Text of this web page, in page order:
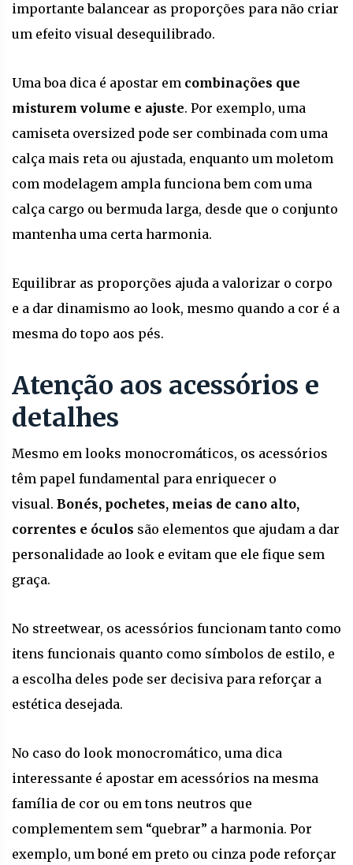
importante balancear as proporções para não criar
um efeito visual desequilibrado.
Uma boa dica é apostar em combinações que
misturem volume e ajuste. Por exemplo, uma
camiseta oversized pode ser combinada com uma
calça mais reta ou ajustada, enquanto um moletom
com modelagem ampla funciona bem com uma
calça cargo ou bermuda larga, desde que o conjunto
mantenha uma certa harmonia.
Equilibrar as proporções ajuda a valorizar o corpo
e a dar dinamismo ao look, mesmo quando a cor é a
mesma do topo aos pés.
Atenção aos acessórios e
detalhes
Mesmo em looks monocromáticos, os acessórios
têm papel fundamental para enriquecer o
visual. Bonés, pochetes, meias de cano alto,
correntes e óculos são elementos que ajudam a dar
personalidade ao look e evitam que ele fique sem
graça.
No streetwear, os acessórios funcionam tanto como
itens funcionais quanto como símbolos de estilo, e
a escolha deles pode ser decisiva para reforçar a
estética desejada.
No caso do look monocromático, uma dica
interessante é apostar em acessórios na mesma
família de cor ou em tons neutros que
complementem sem “quebrar” a harmonia. Por
exemplo, um boné em preto ou cinza pode reforçar